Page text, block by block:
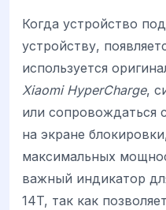
Когда устройство
устройству,
используется
Xiaomi HyperCharge,
или сопровождаться
на экране
максимальных
важный индикатор
14T, так как